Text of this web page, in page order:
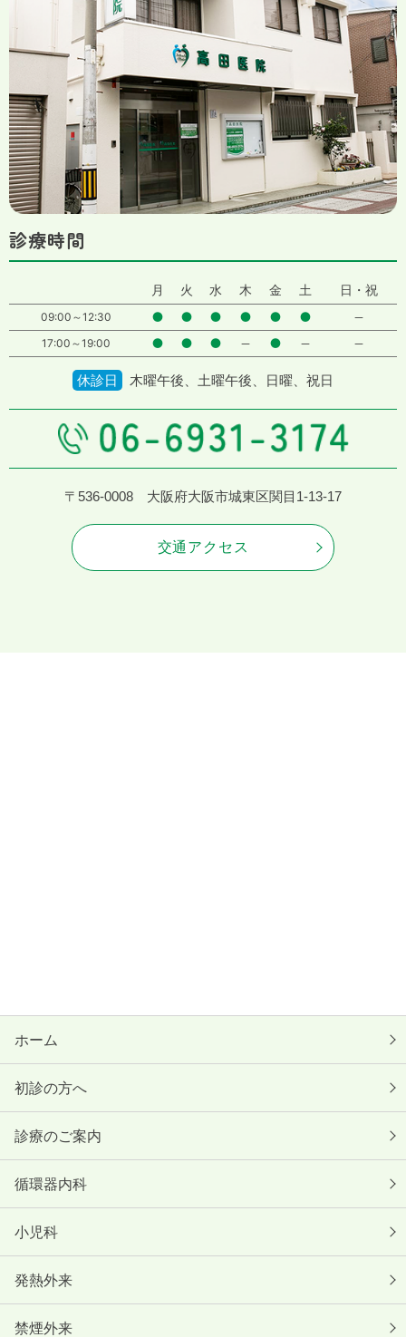
診療時間
月 火 水 木 金 土 日・祝
09:00～12:30 ● ● ● ● ● ● －
17:00～19:00 ● ● ● － ● － －
休診日 木曜午後、土曜午後、日曜、祝日
〒536-0008 大阪府大阪市城東区関目1-13-17
交通アクセス
ホーム
初診の方へ
診療のご案内
循環器内科
小児科
発熱外来
禁煙外来